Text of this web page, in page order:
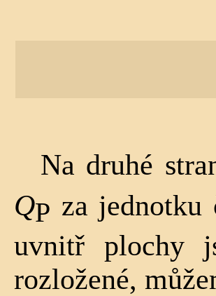
Na druhé
QP za jednotku
uvnitř plochy
rozložené,